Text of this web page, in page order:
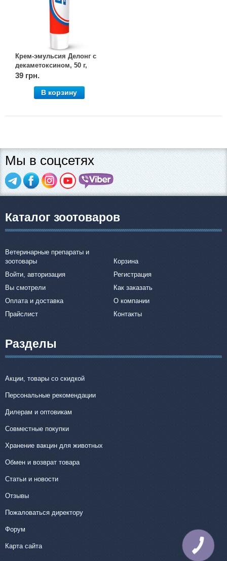
Крем-эмульсия Делонг с
декаметоксином, 50 г,
OLKAR. (Олкар)
39 грн.
В корзину
Мы в соцсетях
Каталог зоотоваров
Ветеринарные препараты и
зоотовары
Корзина
Войти, авторизация
Регистрация
Вы смотрели
Как заказать
Оплата и доставка
О компании
Прайслист
Контакты
Разделы
Акции, товары со скидкой
Персональные рекомендации
Дилерам и оптовикам
Совместные покупки
Хранение вакцин для животных
Обмен и возврат товара
Статьи и новости
Отзывы
Пожаловаться директору
Форум
Карта сайта
КНОПКА
СВЯЗИ